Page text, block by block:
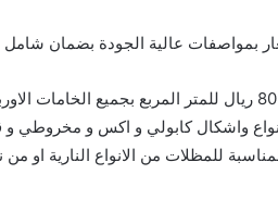
بمواصفات عالية الجودة بضمان شامل لا
واشكال كابولي و اكس و
للمظلات من الانواع النارية او